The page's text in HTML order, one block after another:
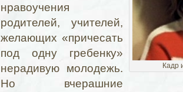
Кадр
нравоучения
родителей, учителей,
желающих «причесать
под одну гребенку»
нерадивую молодежь.
Но вчерашние